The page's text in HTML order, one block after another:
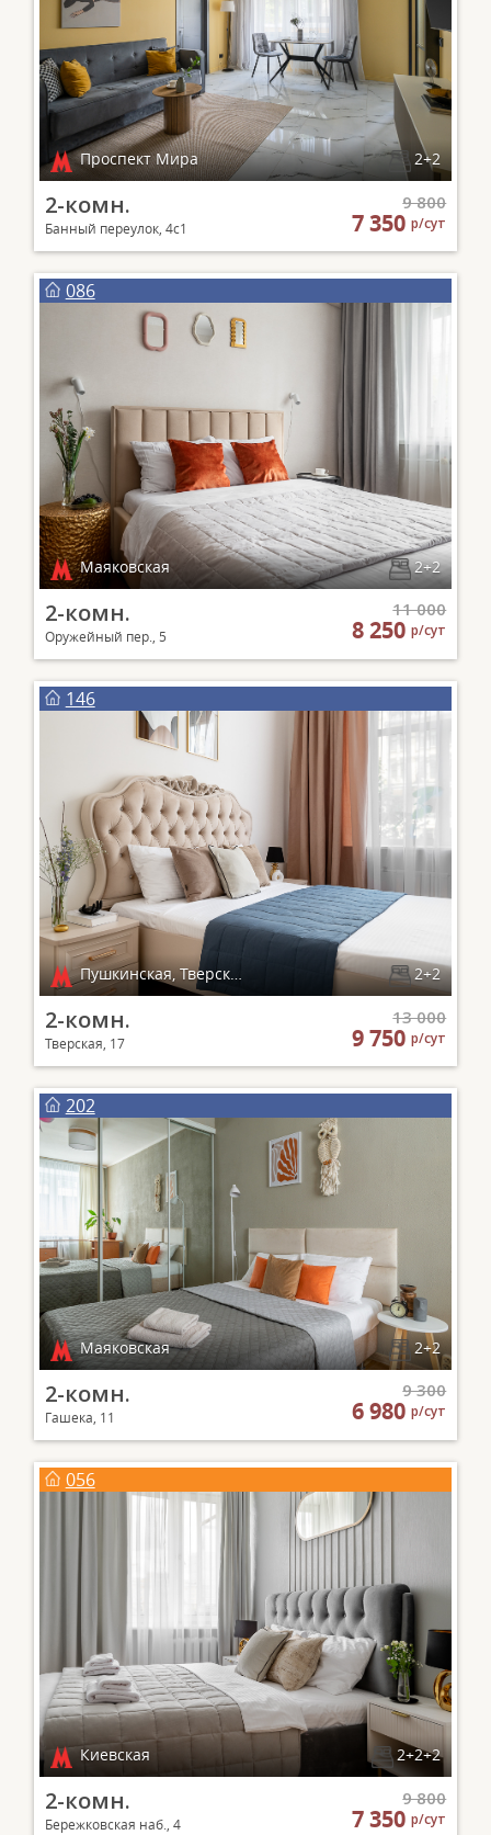
Проспект Мира 2+2
2-комн.
Банный переулок, 4с1
9 800
7 350р/сут
086
Маяковская 2+2
2-комн.
Оружейный пер., 5
11 000
8 250р/сут
146
Пушкинская, Тверская, Чеховская 2+2
2-комн.
Тверская, 17
13 000
9 750р/сут
202
Маяковская 2+2
2-комн.
Гашека, 11
9 300
6 980р/сут
056
Киевская 2+2+2
2-комн.
Бережковская наб., 4
9 800
7 350р/сут